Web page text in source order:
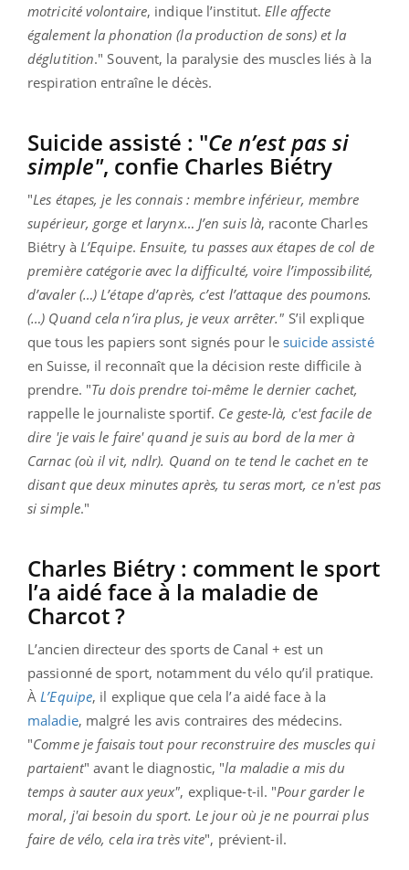
motricité volontaire, indique l’institut. Elle affecte
également la phonation (la production de sons) et la
déglutition." Souvent, la paralysie des muscles liés à la
respiration entraîne le décès.
Suicide assisté : "Ce n’est pas si
simple", confie Charles Biétry
"Les étapes, je les connais : membre inférieur, membre
supérieur, gorge et larynx… J’en suis là, raconte Charles
Biétry à L’Equipe. Ensuite, tu passes aux étapes de col de
première catégorie avec la difficulté, voire l’impossibilité,
d’avaler (…) L’étape d’après, c’est l’attaque des poumons.
(…) Quand cela n’ira plus, je veux arrêter." S’il explique
que tous les papiers sont signés pour le suicide assisté
en Suisse, il reconnaît que la décision reste difficile à
prendre. "Tu dois prendre toi-même le dernier cachet,
rappelle le journaliste sportif. Ce geste-là, c'est facile de
dire 'je vais le faire' quand je suis au bord de la mer à
Carnac (où il vit, ndlr). Quand on te tend le cachet en te
disant que deux minutes après, tu seras mort, ce n'est pas
si simple."
Charles Biétry : comment le sport
l’a aidé face à la maladie de
Charcot ?
L’ancien directeur des sports de Canal + est un
passionné de sport, notamment du vélo qu’il pratique.
À L’Equipe, il explique que cela l’a aidé face à la
maladie, malgré les avis contraires des médecins.
"Comme je faisais tout pour reconstruire des muscles qui
partaient" avant le diagnostic, "la maladie a mis du
temps à sauter aux yeux", explique-t-il. "Pour garder le
moral, j'ai besoin du sport. Le jour où je ne pourrai plus
faire de vélo, cela ira très vite", prévient-il.